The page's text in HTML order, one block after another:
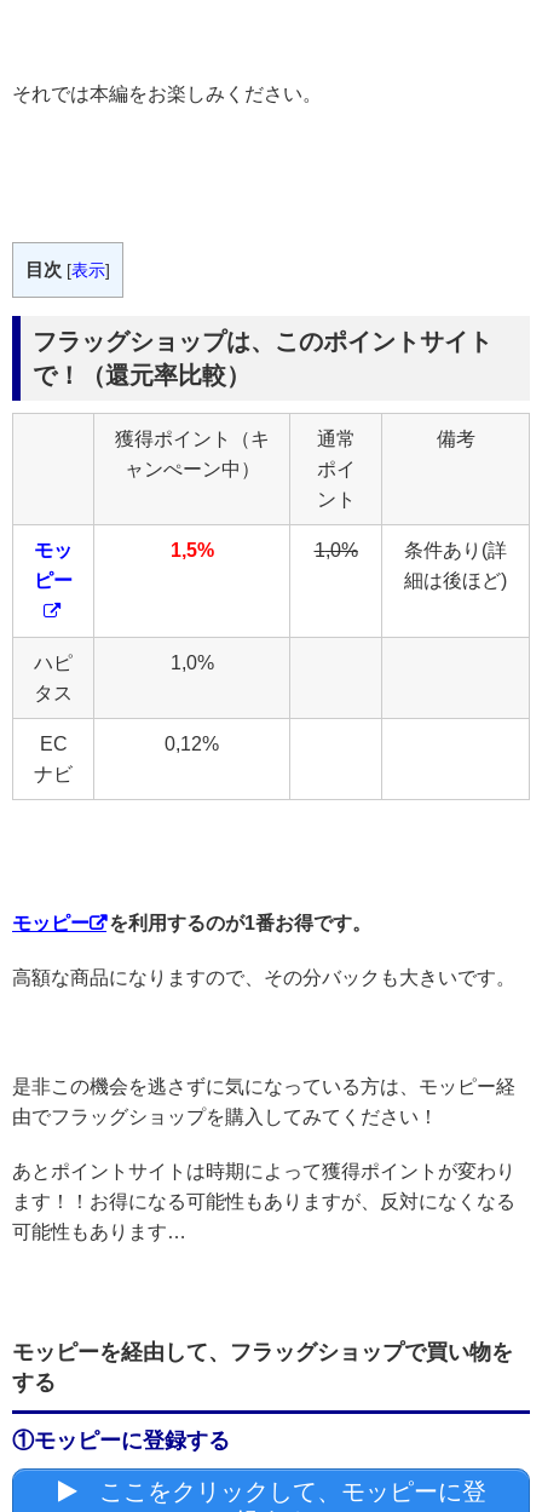
それでは本編をお楽しみください。
目次 [表示]
フラッグショップは、このポイントサイト
で！（還元率比較）
獲得ポイント（キ
ャンぺーン中）
通常
ポイ
ント
備考
モッ
ピー
1,5% 1,0%
条件あり(詳
細は後ほど)
ハピ
タス
1,0%
EC
ナビ
0,12%
モッピー を利用するのが1番お得です。
高額な商品になりますので、その分バックも大きいです。
是非この機会を逃さずに気になっている方は、モッピー経
由でフラッグショップを購入してみてください！
あとポイントサイトは時期によって獲得ポイントが変わり
ます！！お得になる可能性もありますが、反対になくなる
可能性もあります…
モッピーを経由して、フラッグショップで買い物を
する
①モッピーに登録する
ここをクリックして、モッピーに登